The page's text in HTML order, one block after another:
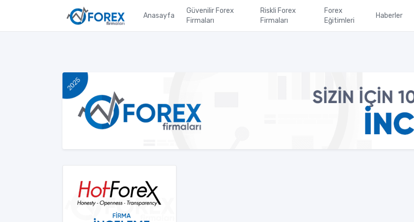
Anasayfa
Güvenilir Forex
Firmaları
Riskli Forex
Firmaları
Forex
Eğitimleri
Haberler